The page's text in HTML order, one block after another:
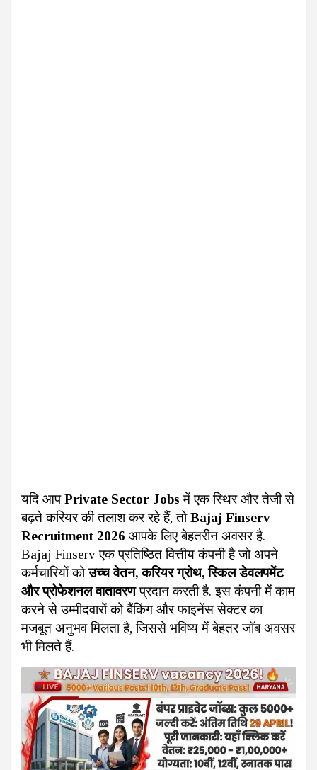
यदि आपPrivate Sector Jobs में एक स्थिर और तेजी से
बढ़ते करियर की तलाश कर रहे हैं, तोBajaj Finserv
Recruitment 2026 आपके लिए बेहतरीन अवसर है.
Bajaj Finserv एक प्रतिष्ठित वित्तीय कंपनी है जो अपने
कर्मचारियों कोउच्च वेतन, करियर ग्रोथ, स्किल डेवलपमेंट
और प्रोफेशनल वातावरणप्रदान करती है. इस कंपनी में काम
करने से उम्मीदवारों को बैंकिंग और फाइनेंस सेक्टर का
मजबूत अनुभव मिलता है, जिससे भविष्य में बेहतर जॉब अवसर
भी मिलते हैं.